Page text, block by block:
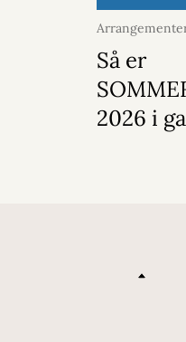
juni 2026
Så er
2026 i